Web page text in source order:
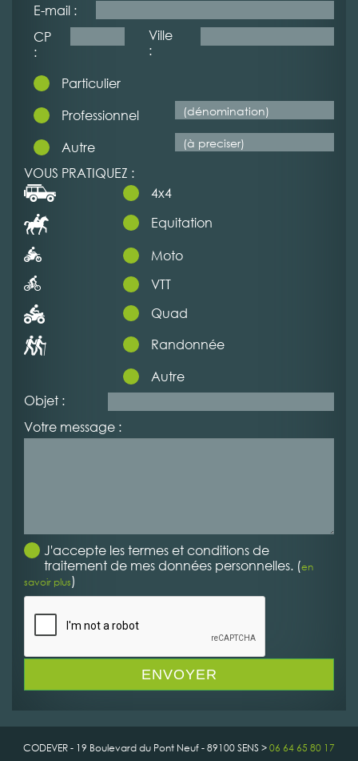
E-mail :
CP
:
Ville
:
Particulier
Professionnel
Autre
VOUS PRATIQUEZ :
4x4
Equitation
Moto
VTT
Quad
Randonnée
Autre
Objet :
Votre message :
J'accepte les termes et conditions de
traitement de mes données personnelles. (en
savoir plus)
CODEVER - 19 Boulevard du Pont Neuf - 89100 SENS >06 64 65 80 17